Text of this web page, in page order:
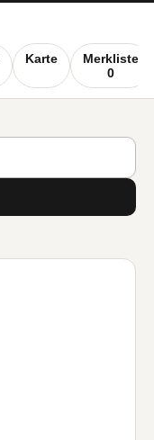
Karte
Merkliste
0